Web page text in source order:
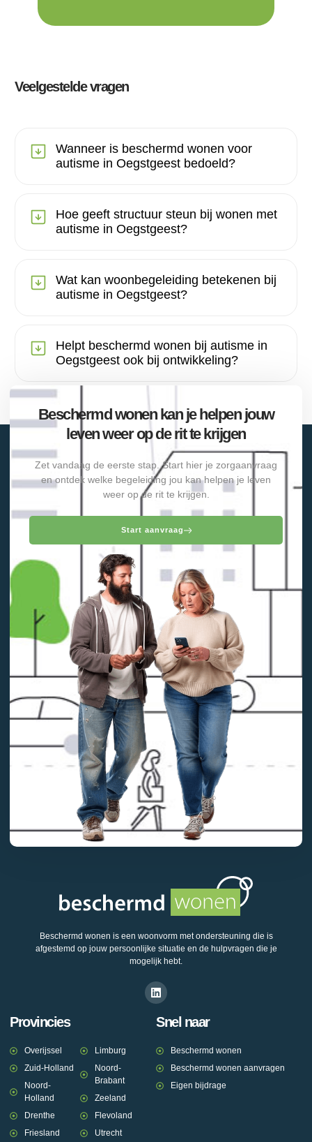
Veelgestelde vragen
Wanneer is beschermd wonen voor
autisme in Oegstgeest bedoeld?
Hoe geeft structuur steun bij wonen met
autisme in Oegstgeest?
Wat kan woonbegeleiding betekenen bij
autisme in Oegstgeest?
Helpt beschermd wonen bij autisme in
Oegstgeest ook bij ontwikkeling?
Beschermd wonen kan je helpen jouw
leven weer op de rit te krijgen
Zet vandaag de eerste stap. Start hier je zorgaanvraag
en ontdek welke begeleiding jou kan helpen je leven
weer op de rit te krijgen.
Start aanvraag
Beschermd wonen is een woonvorm met ondersteuning die is
afgestemd op jouw persoonlijke situatie en de hulpvragen die je
mogelijk hebt.
Provincies
Overijssel
Zuid-Holland
Noord-
Holland
Drenthe
Friesland
Limburg
Noord-
Brabant
Zeeland
Flevoland
Utrecht
Snel naar
Beschermd wonen
Beschermd wonen aanvragen
Eigen bijdrage